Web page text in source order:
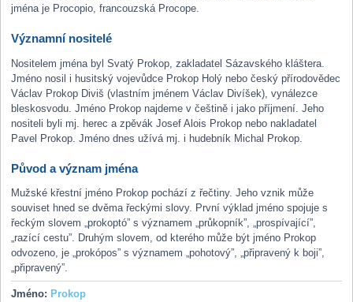
jména je Procopio, francouzská Procope.
Významní nositelé
Nositelem jména byl Svatý Prokop, zakladatel Sázavského kláštera.
Jméno nosil i husitský vojevůdce Prokop Holý nebo český přírodovědec
Václav Prokop Diviš (vlastním jménem Václav Divíšek), vynálezce
bleskosvodu. Jméno Prokop najdeme v češtině i jako příjmení. Jeho
nositeli byli mj. herec a zpěvák Josef Alois Prokop nebo nakladatel
Pavel Prokop. Jméno dnes užívá mj. i hudebník Michal Prokop.
Původ a význam jména
Mužské křestní jméno Prokop pochází z řečtiny. Jeho vznik může
souviset hned se dvěma řeckými slovy. První výklad jméno spojuje s
řeckým slovem „prokoptó” s významem „průkopník”, „prospívající”,
„razící cestu”. Druhým slovem, od kterého může být jméno Prokop
odvozeno, je „prokópos” s významem „pohotový”, „připravený k boji”,
„připravený”.
Jméno: Prokop